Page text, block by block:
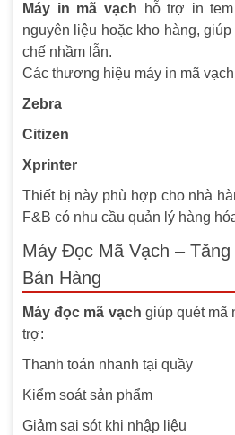
Máy in mã vạch hỗ trợ in
nguyên liệu hoặc kho hàng,
chế nhầm lẫn.
Các thương hiệu máy in mã
Zebra
Citizen
Xprinter
Thiết bị này phù hợp cho nhà
F&B có nhu cầu quản lý hàng
Máy Đọc Mã Vạch –
Bán Hàng
Máy đọc mã vạch giúp quét mã
trợ:
Thanh toán nhanh tại quầy
Kiểm soát sản phẩm
Giảm sai sót khi nhập liệu